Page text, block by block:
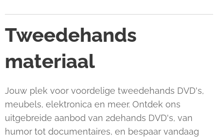
Tweedehands
materiaal
Jouw plek voor voordelige tweedehands DVD's,
meubels, elektronica en meer. Ontdek ons
uitgebreide aanbod van 2dehands DVD's, van
humor tot documentaires, en bespaar vandaag